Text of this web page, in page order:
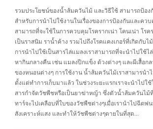
รวมประโยชน์ของน้ำส้มควันไม้ และวิธีใช้ สามารถป้อง
สำหรับการนำไปใช้งานในเรื่องของการป้องกันและควบ
สามารถที่จะใช้ในการควบคุมโรครากเน่า โคนเน่า โรค
เป็นราสนิม ราน้ำค้าง รวมไปถึงโรคแคงเกอร์ที่เกิดกับไ
การนำไปใช้เป็นสารไล่แมลงเราสามารถที่จะนำไปใช้
หากินกลางคืน เช่น แมลงปีกแข็ง ด้วงต่างๆ และผีเสื้อก
ของหนอนต่างๆ การใช้งาน น้ำส้มควันไม้เราสามารนำ
ตั้งแต่ทำการเก็บมาแล้ว ในช่วงระยะแรกเราจะนำไปใช้
สารกำจัดวัชพืชหรือเป็นยาฆ่าหญ้า ซึ่งตัวน้ำส้มควันไม้
ทาร์จะไปเคลือบที่ใบของวัชพืชต่างๆเมื่อเรานำไปฉีดพ่
สังเคราะห์แสง และทำให้วัชพืชต่างๆตายในที่สุด…